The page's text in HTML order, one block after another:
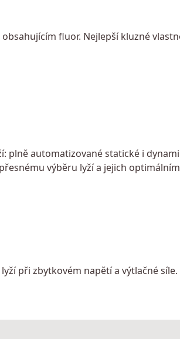
fluor. Nejlepší kluzné
plně automatizované statické i
výběru lyží a jejich
při zbytkovém napětí a výtlačné